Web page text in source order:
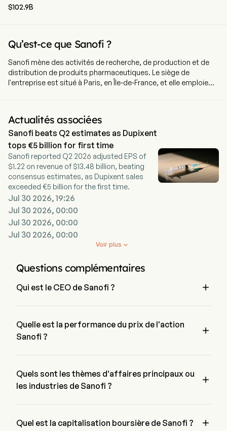
$102.9B
Qu’est-ce que Sanofi ?
Sanofi mène des activités de recherche, de production et de
distribution de produits pharmaceutiques. Le siège de
l'entreprise est situé à Paris, en Île-de-France, et elle emploie
solutions thérapeutiques en menant des activités de
recherche, développement, fabrication et commercialisation.
Ses trois segments d'activité sont : les Produits
pharmaceutiques, la Santé grand public (CHC) et les Vaccins.
Les Produits pharmaceutiques comprennent : l'Immunologie, la
Sclérose en plaques/Neurologie, l'Oncologie, les Maladies
rares, les Troubles sanguins rares, la Cardiologie, le Diabète,
les Médicaments sur ordonnance existants. Le segment
Vaccins comprend, pour l'ensemble des territoires
géographiques, les activités commerciales de Sanofi Pasteur,
ainsi que les activités de recherche, développement et
production dédiées aux vaccins. Le segment CHC comprend
les activités commerciales des produits Sanofi pour la santé
développement et production qui leur sont dédiées. Les
produits développés par l'entreprise en collaboration ou sous
licence incluent Dupixent, Aubagio, Lemtrada, Cerezyme,
Actualités associées
Sanofi beats Q2 estimates as Dupixent
tops €5 billion for first time
Sanofi reported Q2 2026 adjusted EPS of
$1.22 on revenue of $13.48 billion, beating
consensus estimates, as Dupixent sales
exceeded €5 billion for the first time.
Jul 30 2026, 19:26
Jul 30 2026, 00:00
Jul 30 2026, 00:00
Jul 30 2026, 00:00

Voir plus
Questions complémentaires
Qui est le CEO de Sanofi ? 
Quelle est la performance du prix de l'action
Sanofi ?

Quels sont les thèmes d'affaires principaux ou
les industries de Sanofi ?

Quel est la capitalisation boursière de Sanofi ? 